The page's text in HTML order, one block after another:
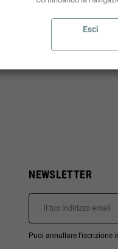
NEWSLETTER
Puoi annullare l'iscrizione
Esci